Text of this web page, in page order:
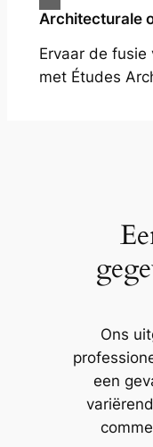
Architecturale
Ervaar de
met Études
Ons
een